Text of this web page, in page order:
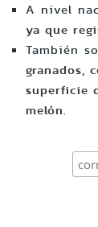
A nivel
ya que
También
granados,
superficie
melón.